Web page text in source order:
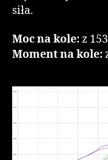
siła.
Moc na kole:z
Moment na kole: